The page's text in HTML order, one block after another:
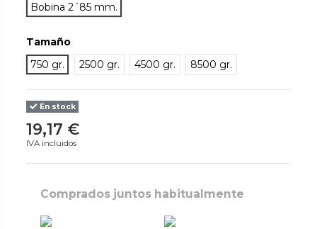
Bobina 2´85 mm.
Tamaño
750 gr.
2500 gr. 4500 gr. 8500 gr.
En stock
19,17 €
IVA incluidos
Comprados juntos habitualmente